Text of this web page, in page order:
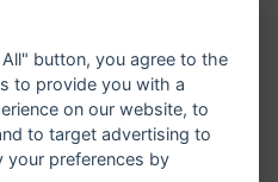
button, you agree to the
to provide you with a
on our website, to
to target advertising to
your preferences by